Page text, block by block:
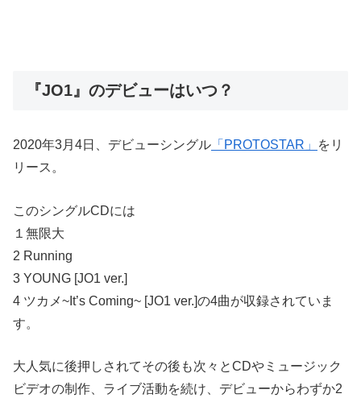
『JO1』のデビューはいつ？
2020年3月4日、デビューシングル 「PROTOSTAR」
をリ
リース。
このシングルCDには
１無限大
2 Running
3 YOUNG [JO1 ver.]
4 ツカメ~It’s Coming~ [JO1 ver.]の4曲が収録されていま
す。
大人気に後押しされてその後も次々とCDやミュージック
ビデオの制作、ライブ活動を続け、デビューからわずか2